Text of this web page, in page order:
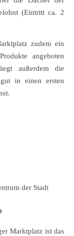
(Eintritt ca. 2
zudem ein
angeboten
außerdem die
in einen ersten
der Stadt
Marktplatz ist das